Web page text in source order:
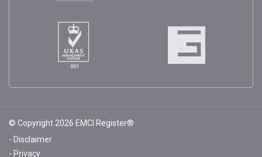
© Copyright 2026 EMCI Register®
Disclaimer
Privacy